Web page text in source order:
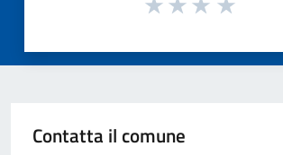
Contatta il comune